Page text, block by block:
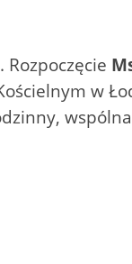
. Rozpoczęcie
w